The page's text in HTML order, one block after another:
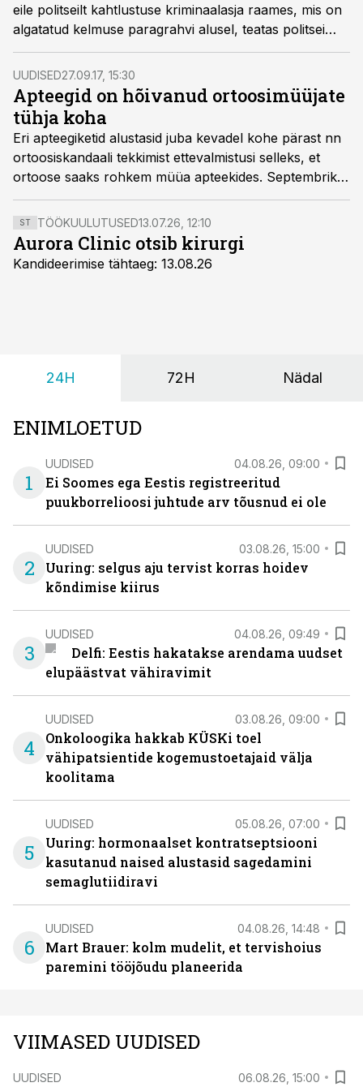
eile politseilt kahtlustuse kriminaalasja raames, mis on
algatatud kelmuse paragrahvi alusel, teatas politsei
esindaja.
UUDISED27.09.17, 15:30
Apteegid on hõivanud ortoosimüüjate
tühja koha
Eri apteegiketid alustasid juba kevadel kohe pärast nn
ortoosiskandaali tekkimist ettevalmistusi selleks, et
ortoose saaks rohkem müüa apteekides. Septembriks
ongi nad jõudnud TOP 5 müüja sekka.
ST TÖÖKUULUTUSED13.07.26, 12:10
Aurora Clinic otsib kirurgi
Kandideerimise tähtaeg: 13.08.26
24H 72H Nädal
ENIMLOETUD
1
UUDISED 04.08.26, 09:00
Ei Soomes ega Eestis registreeritud
puukborrelioosi juhtude arv tõusnud ei ole
2
UUDISED 03.08.26, 15:00
Uuring: selgus aju tervist korras hoidev
kõndimise kiirus
3
UUDISED 04.08.26, 09:49
Delfi: Eestis hakatakse arendama uudset
elupäästvat vähiravimit
4
UUDISED 03.08.26, 09:00
Onkoloogika hakkab KÜSKi toel
vähipatsientide kogemustoetajaid välja
koolitama
5
UUDISED 05.08.26, 07:00
Uuring: hormonaalset kontratseptsiooni
kasutanud naised alustasid sagedamini
semaglutiidiravi
6
UUDISED 04.08.26, 14:48
Mart Brauer: kolm mudelit, et tervishoius
paremini tööjõudu planeerida
VIIMASED UUDISED
UUDISED 06.08.26, 15:00